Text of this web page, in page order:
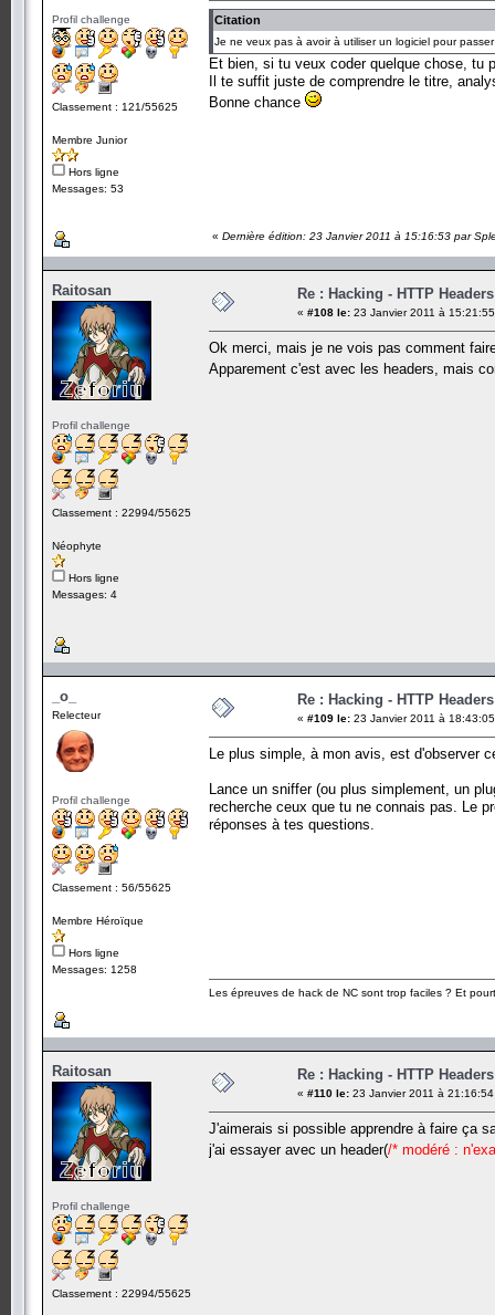
Profil challenge
Classement : 121/55625
Membre Junior
Hors ligne
Messages: 53
Citation
Je ne veux pas à avoir à utiliser un logiciel pour
Et bien, si tu veux coder quelque chose, tu
Il te suffit juste de comprendre le titre,
Bonne chance
« Dernière édition: 23 Janvier 2011 à 15:16:53 par
Raitosan
Profil challenge
Classement : 22994/55625
Néophyte
Hors ligne
Messages: 4
Re : Hacking - HTTP Headers
« #108 le: 23 Janvier 2011 à
Ok merci, mais je ne vois pas comment
Apparement c'est avec les headers, mais
_o_
Relecteur
Profil challenge
Classement : 56/55625
Membre Héroïque
Hors ligne
Messages: 1258
Re : Hacking - HTTP Headers
« #109 le: 23 Janvier 2011 à
Le plus simple, à mon avis, est d'observer
Lance un sniffer (ou plus simplement, un
recherche ceux que tu ne connais pas. Le
réponses à tes questions.
Les épreuves de hack de NC sont trop faciles ? Et
Raitosan
Profil challenge
Classement : 22994/55625
Re : Hacking - HTTP Headers
« #110 le: 23 Janvier 2011 à
J'aimerais si possible apprendre à faire ça
j'ai essayer avec un header(/* modéré :